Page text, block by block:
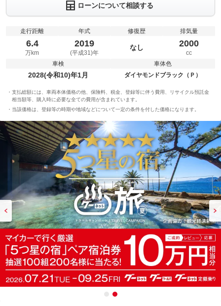
ローンについて相談する
走行距離
6.4
万km
年式
2019
(平成31)年
修復歴
なし
排気量
2000
cc
車検
2028(令和10)年1月
車体色
ダイヤモンドブラック（Ｐ）
支払総額には、車両本体価格の他、保険料、税金、登録等に伴う費用、リサイクル預託金
相当額等、購入時に必要な全ての費用が含まれています。
当該価格は、登録等の時期や地域などについて一定の条件を付した価格になります。